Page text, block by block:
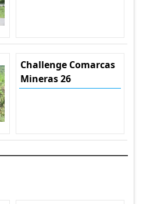
Challenge Comarcas
Mineras 26